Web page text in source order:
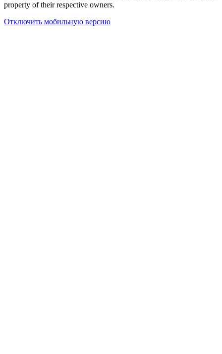
property of their respective owners.
Отключить мобильную версию